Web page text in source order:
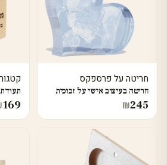
חריטה על פרספקס
חריטה בעיצוב אישי על זכוכית
₪245
169